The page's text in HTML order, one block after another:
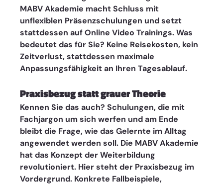
MABV Akademie macht Schluss mit
unflexiblen Präsenzschulungen und setzt
stattdessen auf Online Video Trainings. Was
bedeutet das für Sie? Keine Reisekosten, kein
Zeitverlust, stattdessen maximale
Anpassungsfähigkeit an Ihren Tagesablauf.
Praxisbezug statt grauer Theorie
Kennen Sie das auch? Schulungen, die mit
Fachjargon um sich werfen und am Ende
bleibt die Frage, wie das Gelernte im Alltag
angewendet werden soll. Die MABV Akademie
hat das Konzept der Weiterbildung
revolutioniert. Hier steht der Praxisbezug im
Vordergrund. Konkrete Fallbeispiele,